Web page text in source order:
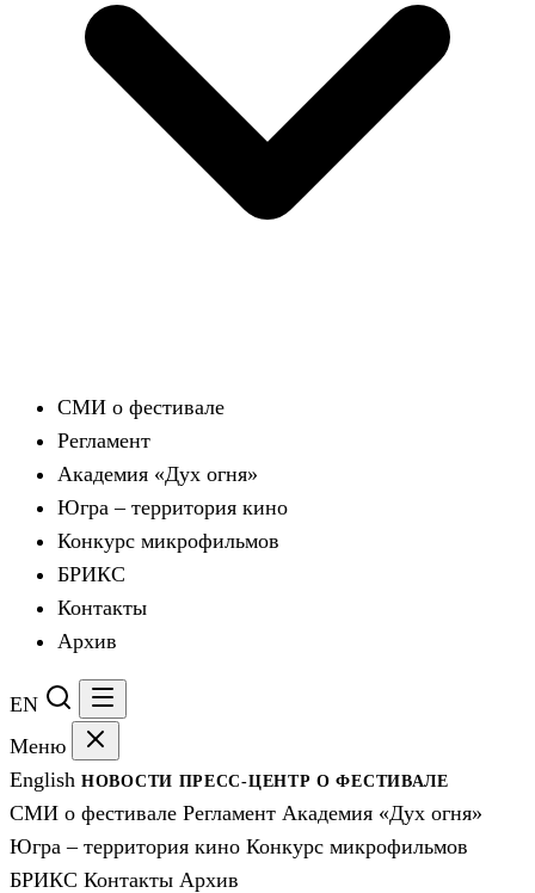
СМИ о фестивале
Регламент
Академия «Дух огня»
Югра – территория кино
Конкурс микрофильмов
БРИКС
Контакты
Архив
EN
Меню
English НОВОСТИ ПРЕСС-ЦЕНТРО ФЕСТИВАЛЕ
СМИ о фестивале Регламент Академия «Дух огня»
Югра – территория кино Конкурс микрофильмов
БРИКС Контакты Архив